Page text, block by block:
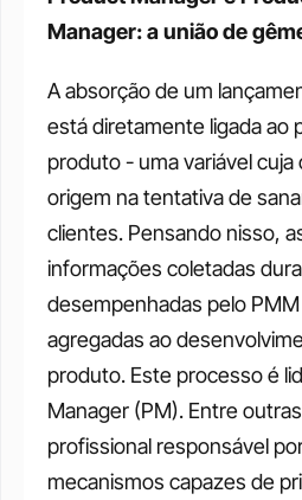
Manager: a união de
A absorção de um
está diretamente ligada ao
produto - uma variável
origem na tentativa de
clientes. Pensando nisso,
informações coletadas
desempenhadas pelo
agregadas ao
produto. Este processo é
Manager (PM). Entre
profissional responsável
mecanismos capazes de